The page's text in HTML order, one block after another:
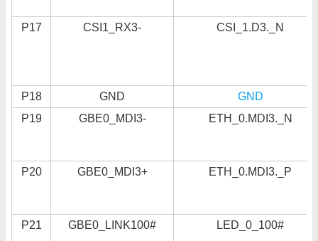
P17 CSI1_RX3- CSI_1.D3._N
P18 GND
GND
P19
GBE0_MDI3- ETH_0.MDI3._N
P20 GBE0_MDI3+ ETH_0.MDI3._P
P21 GBE0_LINK100# LED_0_100#